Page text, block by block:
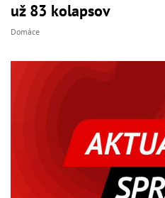
už 83 kolapsov
Domáce